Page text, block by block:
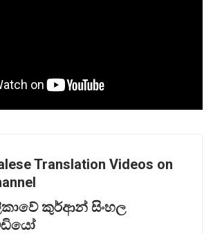
Translation Videos on
කුර්ආන් සිංහල